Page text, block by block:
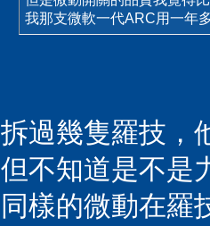
我那支微軟一代ARC用一年
拆過幾隻羅技，
但不知道是不是
同樣的微動在羅